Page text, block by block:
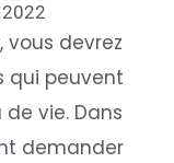
vous devrez
qui peuvent
vie. Dans
demander